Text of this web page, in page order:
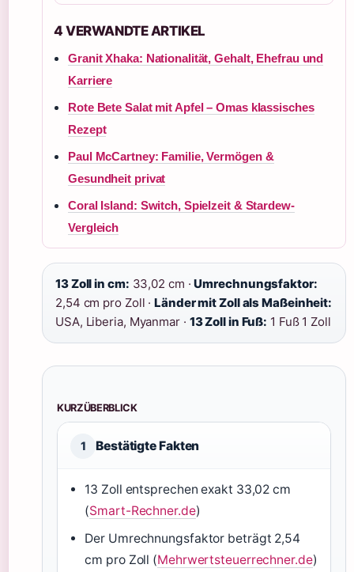
4 VERWANDTE ARTIKEL
Granit Xhaka: Nationalität, Gehalt, Ehefrau und
Karriere
Rote Bete Salat mit Apfel – Omas klassisches
Rezept
Paul McCartney: Familie, Vermögen &
Gesundheit privat
Coral Island: Switch, Spielzeit & Stardew-
Vergleich
13 Zoll in cm: 33,02 cm ·Umrechnungsfaktor:
2,54 cm pro Zoll ·Länder mit Zoll als Maßeinheit:
USA, Liberia, Myanmar · 13 Zoll in Fuß: 1 Fuß 1 Zoll
KURZÜBERBLICK
1 Bestätigte Fakten
13 Zoll entsprechen exakt 33,02 cm
(Smart-Rechner.de)
Der Umrechnungsfaktor beträgt 2,54
cm pro Zoll (Mehrwertsteuerrechner.de)